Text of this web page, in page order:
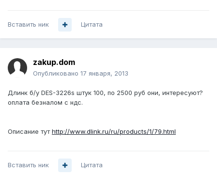
Вставить ник Цитата
zakup.dom
Опубликовано 17 января, 2013
Длинк б/у DES-3226s штук 100, по 2500 руб они, интересуют?
оплата безналом с ндс.
Описание тутhttp://www.dlink.ru/ru/products/1/79.html
Вставить ник Цитата